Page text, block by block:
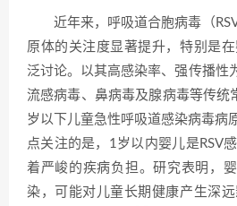
近年来，呼吸道合胞病毒（
原体的关注度显著提升，特别是
泛讨论。以其高感染率、强传播性
流感病毒、鼻病毒及腺病毒等传统
岁以下儿童急性呼吸道感染病毒病
点关注的是，1岁以内婴儿是RSV
着严峻的疾病负担。研究表明，
染，可能对儿童长期健康产生深